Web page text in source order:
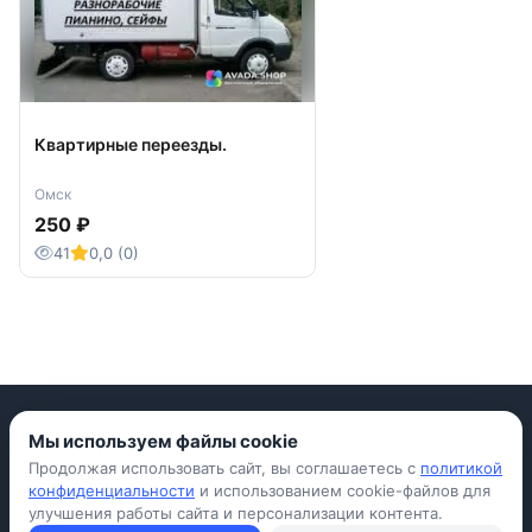
Квартирные переезды.
Омск
250 ₽
41 0,0 (0)
Приложение для iPhone
© Avada Shop, 2026
Мы используем файлы cookie
Продолжая использовать сайт, вы соглашаетесь с политикой
конфиденциальности и использованием cookie-файлов для
улучшения работы сайта и персонализации контента.